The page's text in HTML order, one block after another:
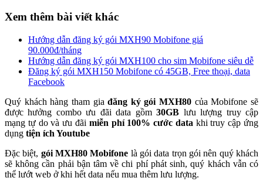
Xem thêm bài viết khác
Hướng dẫn đăng ký gói MXH90 Mobifone giá
90.000đ/tháng
Hướng dẫn đăng ký gói MXH100 cho sim Mobifone siêu dễ
Đăng ký gói MXH150 Mobifone có 45GB, Free thoại, data
Facebook
Quý khách hàng tham gia đăng ký gói MXH80 của Mobifone sẽ
được hưởng combo ưu đãi data gồm30GB lưu lượng truy cập
mạng tự do và ưu đãi miễn phí 100% cước data khi truy cập ứng
dụng tiện ích Youtube
Đặc biệt, gói MXH80 Mobifone là gói data trọn gói nên quý khách
sẽ không cần phải bận tâm về chi phí phát sinh, quý khách vẫn có
thể lướt web ở khi hết data nếu mua thêm lưu lượng.